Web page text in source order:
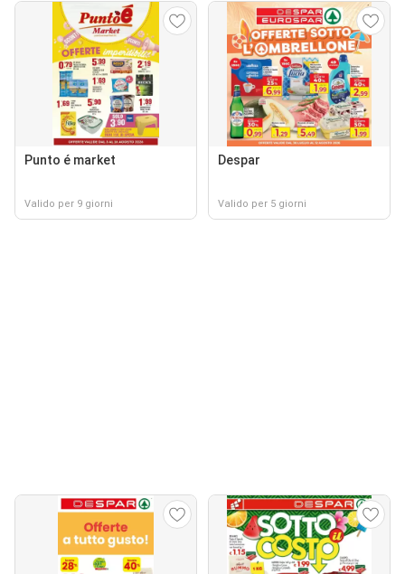
Punto é market
Valido per 9 giorni
Despar
Valido per 5 giorni